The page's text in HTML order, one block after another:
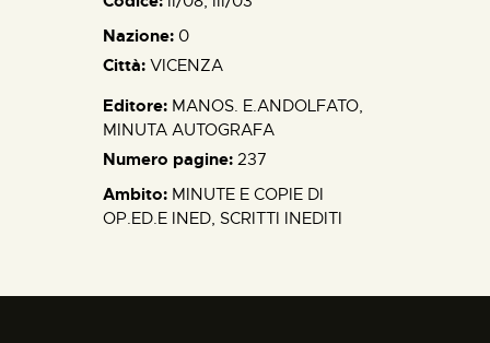
Nazione: 0
Città: VICENZA
Editore: MANOS. E.ANDOLFATO,
MINUTA AUTOGRAFA
Numero pagine: 237
Ambito: MINUTE E COPIE DI
OP.ED.E INED, SCRITTI INEDITI